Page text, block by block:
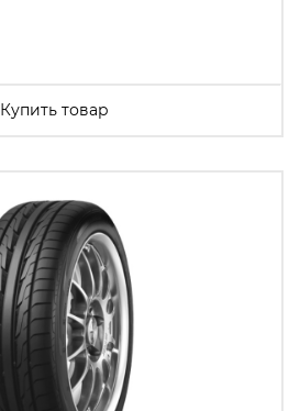
Купить товар